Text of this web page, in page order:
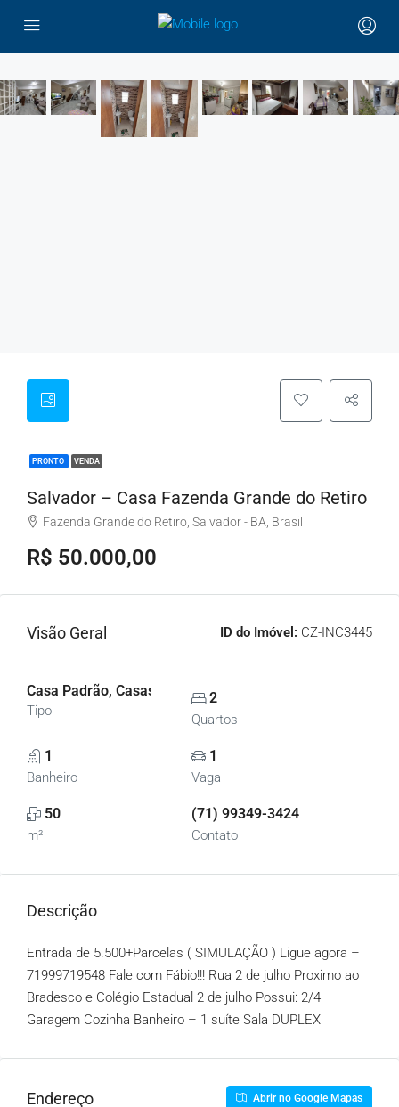
PRONTO VENDA
Salvador – Casa Fazenda Grande do Retiro
Fazenda Grande do Retiro, Salvador - BA, Brasil
R$ 50.000,00
Visão Geral ID do Imóvel: CZ-INC3445
Casa Padrão, Casas
Tipo
2
Quartos
1
Banheiro
1
Vaga
50
m²
(71) 99349-3424
Contato
Descrição
Entrada de 5.500+Parcelas ( SIMULAÇÃO ) Ligue agora –
71999719548 Fale com Fábio!!! Rua 2 de julho Proximo ao
Bradesco e Colégio Estadual 2 de julho Possui: 2/4
Garagem Cozinha Banheiro – 1 suíte Sala DUPLEX
Endereço Abrir no Google Mapas